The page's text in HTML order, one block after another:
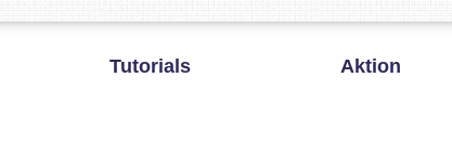
Tutorials Aktion